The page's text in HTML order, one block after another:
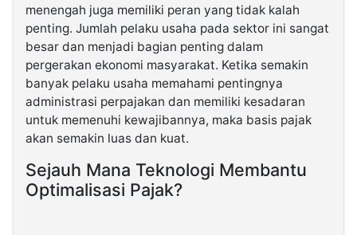
menengah juga memiliki peran yang tidak kalah
penting. Jumlah pelaku usaha pada sektor ini sangat
besar dan menjadi bagian penting dalam
pergerakan ekonomi masyarakat. Ketika semakin
banyak pelaku usaha memahami pentingnya
administrasi perpajakan dan memiliki kesadaran
untuk memenuhi kewajibannya, maka basis pajak
akan semakin luas dan kuat.
Sejauh Mana Teknologi Membantu
Optimalisasi Pajak?